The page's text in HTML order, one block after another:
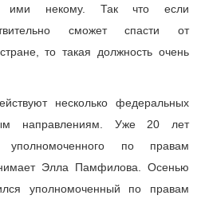
ими некому. Так что если
сможет спасти от
то такая должность очень
несколько федеральных
направлениям. Уже 20 лет
уполномоченного по правам
Элла Памфилова. Осенью
уполномоченный по правам